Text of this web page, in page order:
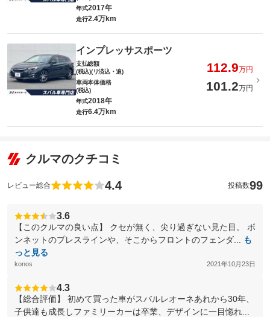
年式2017年
走行2.4万km
インプレッサスポーツ
支払総額
(税込)(リ済込・追)
112.9万円
車両本体価格
(税込)
101.2万円
年式2018年
走行6.4万km
クルマのクチコミ
レビュー総合 4.4 投稿数99
3.6
【このクルマの良い点】 クセが無く、尖り過ぎない見た目。 ボ
ンネットのプレスラインや、そこからフロントのフェンダ...
も
っと見る
konos 2021年10月23日
4.3
【総合評価】 初めて買った車がスバルレオーネあれから30年、
子供達も成長しファミリーカーは卒業、デザインに一目惚れ...